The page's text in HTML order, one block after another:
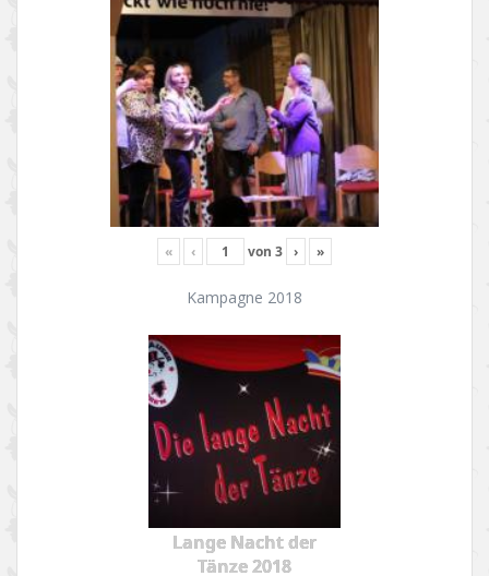
« ‹ von 3 › »
Kampagne 2018
Lange Nacht der
Tänze 2018